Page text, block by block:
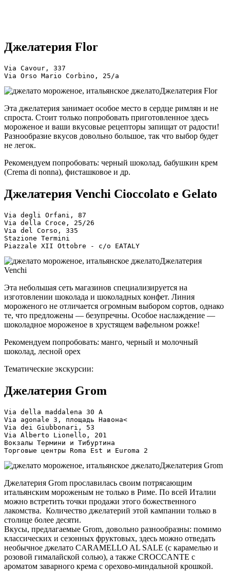
Джелатерия Flor
Via Cavour, 337
Via Orso Mario Corbino, 25/a
Джелатерия Flor
Эта джелатерия занимает особое место в сердце римлян и не
спроста. Стоит только попробовать приготовленное здесь
мороженое и ваши вкусовые рецепторы запищат от радости!
Разнообразие вкусов довольно большое, так что выбор будет
не легок.
Рекомендуем попробовать: черный шоколад, бабушкин крем
(Crema di nonna), фисташковое и др.
Джелатерия Venchi Cioccolato e Gelato
Via degli Orfani, 87
Via della Croce, 25/26
Via del Corso, 335
Stazione Termini
Piazzale XII Ottobre - c/o EATALY
Джелатерия
Venchi
Эта небольшая сеть магазинов специализируется на
изготовлении шоколада и шоколадных конфет. Линия
мороженого не отличается огромным выбором сортов, однако
те, что предложены — безупречны. Особое наслаждение —
шоколадное мороженое в хрустящем вафельном рожке!
Рекомендуем попробовать: манго, черный и молочный
шоколад, лесной орех
Тематические экскурсии:
Джелатерия Grom
Via della maddalena 30 A
Via agonale 3, площадь Навона<
Via dei Giubbonari, 53
Via Alberto Lionello, 201
Вокзалы Термини и Тибуртина
Торговые центры Roma Est и Euroma 2
Джелатерия Grom
Джелатерия Grom прославилась своим потрясающим
итальянским мороженым не только в Риме. По всей Италии
можно встретить точки продажи этого божественного
лакомства. Количество джелатерий этой кампании только в
столице более десяти.
Вкусы, предлагаемые Grom, довольно разнообразны: помимо
классических и сезонных фруктовых, здесь можно отведать
необычное джелато CARAMELLO AL SALE (с карамелью и
розовой гималайской солью), а также CROCCANTE с
ароматом заварного крема с орехово-миндальной крошкой.